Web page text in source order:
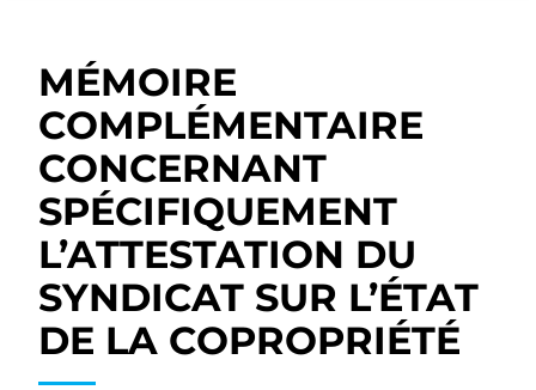
MÉMOIRE
COMPLÉMENTAIRE
CONCERNANT
SPÉCIFIQUEMENT
L’ATTESTATION DU
SYNDICAT SUR L’ÉTAT
DE LA COPROPRIÉTÉ